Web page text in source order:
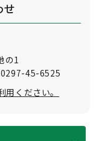
せ
の1
45-6525
ください。